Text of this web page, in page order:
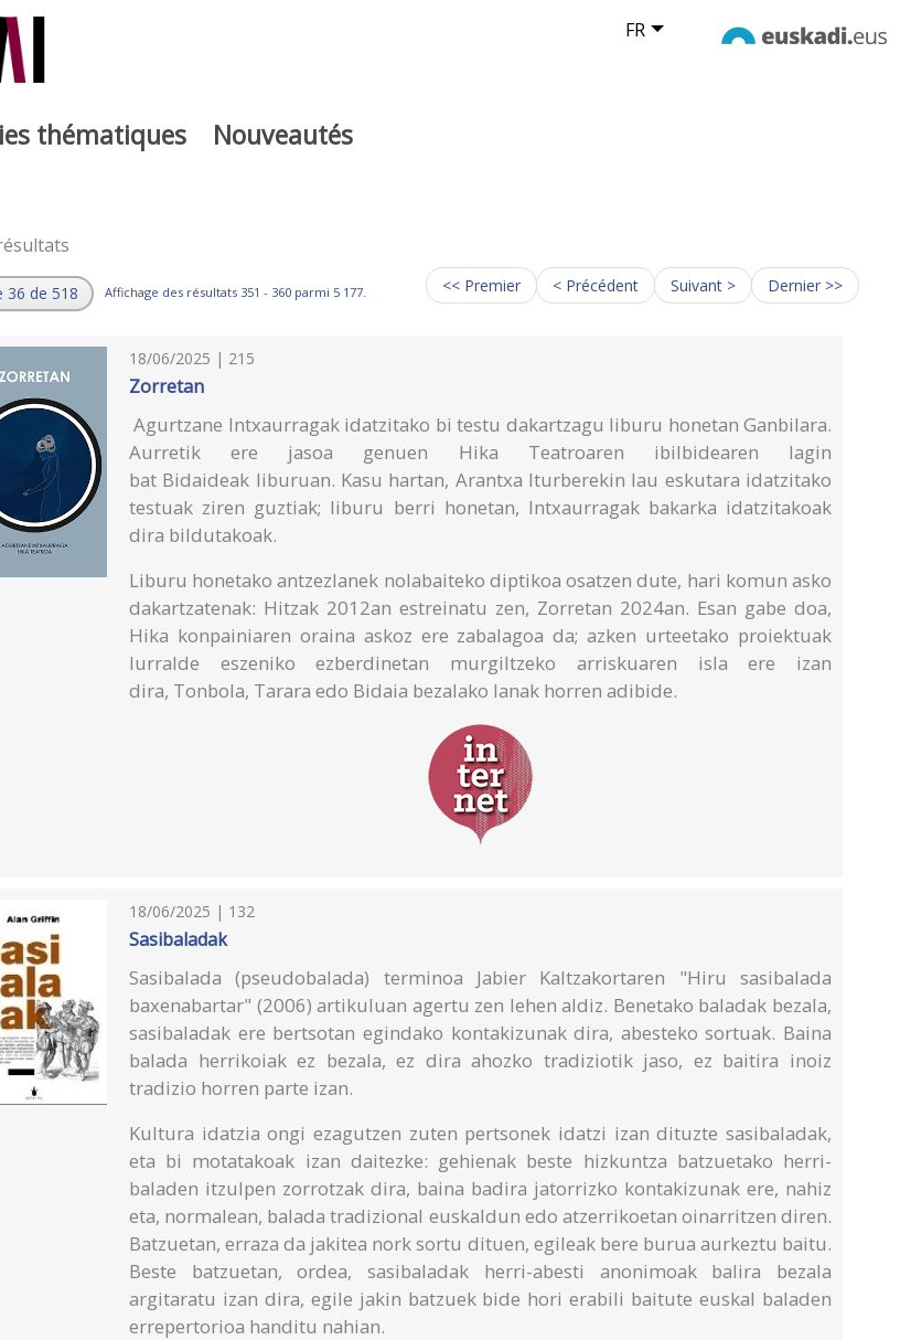
FR
thématiques Nouveautés
36 de 518 Affichage des résultats 351 - 360 parmi 5 177. << Premier < Précédent Suivant > Dernier >>
18/06/2025 | 215
Zorretan
Agurtzane Intxaurragak idatzitako bi testu dakartzagu liburu honetan Ganbilara.
Aurretik ere jasoa genuen Hika Teatroaren ibilbidearen lagin
bat Bidaideak liburuan. Kasu hartan, Arantxa Iturberekin lau eskutara idatzitako
testuak ziren guztiak; liburu berri honetan, Intxaurragak bakarka idatzitakoak
dira bildutakoak.
Liburu honetako antzezlanek nolabaiteko diptikoa osatzen dute, hari komun asko
dakartzatenak: Hitzak 2012an estreinatu zen, Zorretan 2024an. Esan gabe doa,
Hika konpainiaren oraina askoz ere zabalagoa da; azken urteetako proiektuak
lurralde eszeniko ezberdinetan murgiltzeko arriskuaren isla ere izan
dira, Tonbola, Tarara edo Bidaia bezalako lanak horren adibide.
18/06/2025 | 132
Sasibaladak
Sasibalada (pseudobalada) terminoa Jabier Kaltzakortaren "Hiru sasibalada
baxenabartar" (2006) artikuluan agertu zen lehen aldiz. Benetako baladak bezala,
sasibaladak ere bertsotan egindako kontakizunak dira, abesteko sortuak. Baina
balada herrikoiak ez bezala, ez dira ahozko tradiziotik jaso, ez baitira inoiz
tradizio horren parte izan.
Kultura idatzia ongi ezagutzen zuten pertsonek idatzi izan dituzte sasibaladak,
eta bi motatakoak izan daitezke: gehienak beste hizkuntza batzuetako herri-
baladen itzulpen zorrotzak dira, baina badira jatorrizko kontakizunak ere, nahiz
eta, normalean, balada tradizional euskaldun edo atzerrikoetan oinarritzen diren.
Batzuetan, erraza da jakitea nork sortu dituen, egileak bere burua aurkeztu baitu.
Beste batzuetan, ordea, sasibaladak herri-abesti anonimoak balira bezala
argitaratu izan dira, egile jakin batzuek bide hori erabili baitute euskal baladen
errepertorioa handitu nahian.